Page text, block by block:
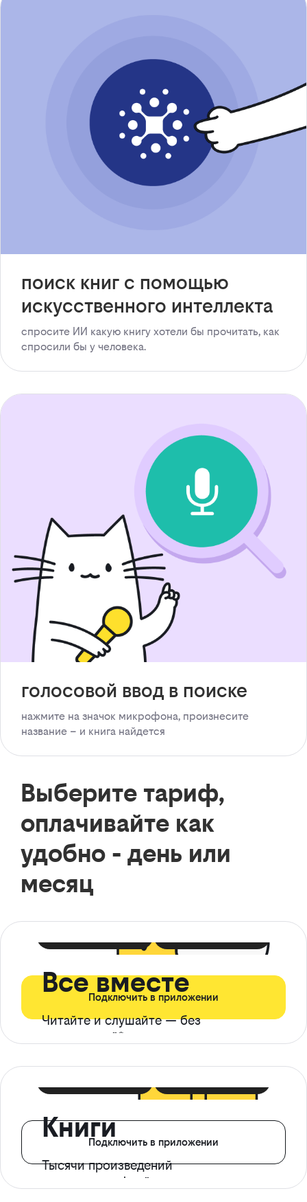
поиск книг с помощью
искусственного интеллекта
спросите ИИ какую книгу хотели бы прочитать, как
спросили бы у человека.
голосовой ввод в поиске
нажмите на значок микрофона, произнесите
название – и книга найдется
Выберите тариф,
оплачивайте как
удобно - день или
месяц
Все вместе
Читайте и слушайте — без
ограничений*
Подключить в приложении
Книги
Тысячи произведений
с доступом офлайн
Подключить в приложении